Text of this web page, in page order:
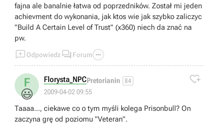
fajna ale banalnie łatwa od poprzedników. Został mi jeden
achievment do wykonania, jak ktos wie jak szybko zaliczyc
"Build A Certain Level of Trust" (x360) niech da znać na
pw.
Odpowiedz  Forum 
F
😃
Florysta_NPCPretorianin 84
2009-04-02 09:55

Taaaa..., ciekawe co o tym myśli kolega Prisonbull? On
zaczyna grę od poziomu "Veteran".